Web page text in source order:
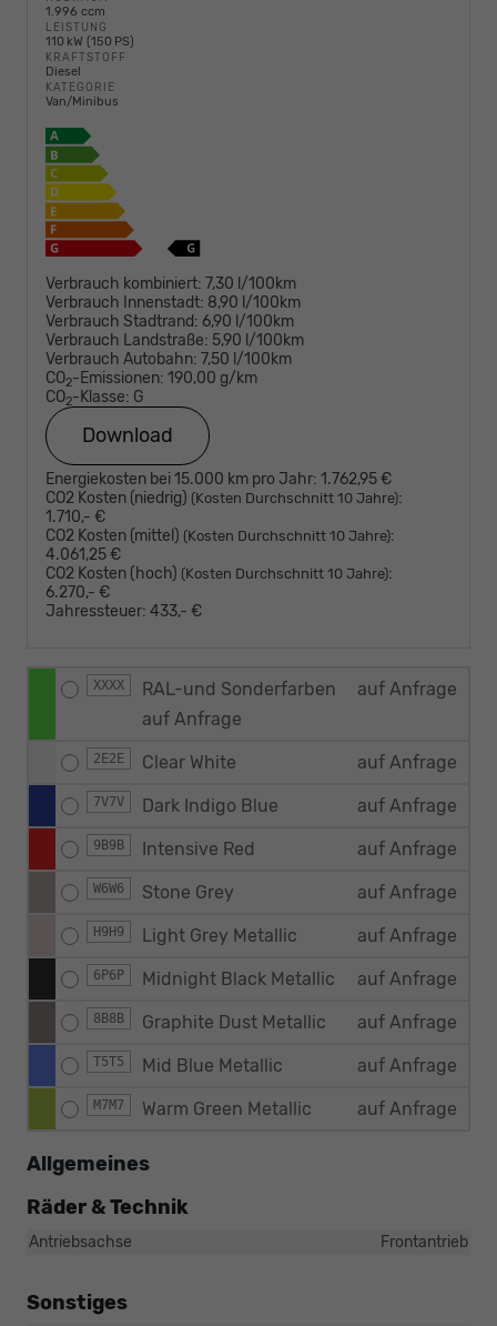
1.996 ccm
LEISTUNG
110 kW (150 PS)
KRAFTSTOFF
Diesel
KATEGORIE
Van/Minibus
Verbrauch kombiniert: 7,30 l/100km
Verbrauch Innenstadt: 8,90 l/100km
Verbrauch Stadtrand: 6,90 l/100km
Verbrauch Landstraße: 5,90 l/100km
Verbrauch Autobahn: 7,50 l/100km
CO2-Emissionen: 190,00 g/km
CO2-Klasse: G
Download
Energiekosten bei 15.000 km pro Jahr: 1.762,95 €
CO2 Kosten (niedrig) (Kosten Durchschnitt 10 Jahre):
1.710,- €
CO2 Kosten (mittel) (Kosten Durchschnitt 10 Jahre):
4.061,25 €
CO2 Kosten (hoch) (Kosten Durchschnitt 10 Jahre):
6.270,- €
Jahressteuer: 433,- €
XXXX
RAL-und Sonderfarben
auf Anfrage
auf Anfrage
2E2E Clear White auf Anfrage
7V7V Dark Indigo Blue auf Anfrage
9B9B Intensive Red auf Anfrage
W6W6 Stone Grey auf Anfrage
H9H9 Light Grey Metallic auf Anfrage
6P6P Midnight Black Metallic auf Anfrage
8B8B Graphite Dust Metallic auf Anfrage
T5T5 Mid Blue Metallic auf Anfrage
M7M7 Warm Green Metallic auf Anfrage
Allgemeines
Räder & Technik
Antriebsachse Frontantrieb
Sonstiges